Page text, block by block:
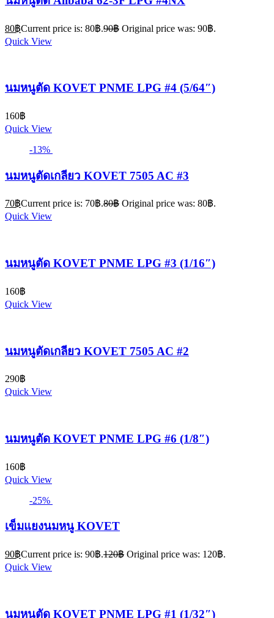
80฿Current price is: 80฿.90฿ Original price was: 90฿.
Quick View
นมหนูตัด KOVET PNME LPG #4 (5/64″)
160฿
Quick View
-13%
นมหนูตัดเกลียว KOVET 7505 AC #3
70฿Current price is: 70฿.80฿ Original price was: 80฿.
Quick View
นมหนูตัด KOVET PNME LPG #3 (1/16″)
160฿
Quick View
นมหนูตัดเกลียว KOVET 7505 AC #2
290฿
Quick View
นมหนูตัด KOVET PNME LPG #6 (1/8″)
160฿
Quick View
-25%
เข็มแยงนมหนู KOVET
90฿Current price is: 90฿.120฿ Original price was: 120฿.
Quick View
นมหนูตัด KOVET PNME LPG #1 (1/32″)